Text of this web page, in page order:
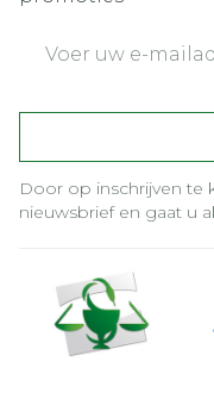
Door op inschrijven te
nieuwsbrief en gaat u